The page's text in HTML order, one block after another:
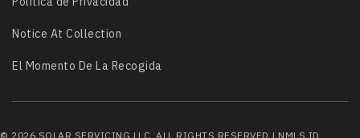
Notice At Collection
El Momento De La Recogida
© 2026 SOLAR SERVICING LLC, ALL RIGHTS RESERVED | NMLS ID